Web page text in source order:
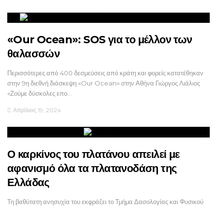
«Our Ocean»: SOS για το μέλλον των
θαλασσών
Περισσότερες από 400 δεσμεύσεις από κράτη και φορείς κατατέθηκαν
στην 9η διεθνή διάσκεψη «Our Ocean» στην Αθήνα Γιώργος Λιάλιος
«Ζούμε δύσκολες επο…
Απρίλιος 19, 2024
Ο καρκίνος του πλατάνου απειλεί με
αφανισμό όλα τα πλατανοδάση της
Ελλάδας
Τη βαθύτατη ανησυχία του εκφράζει το Τμήμα Δασολογίας και Φυσικού